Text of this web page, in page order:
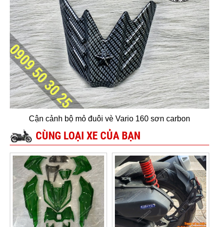
Cận cảnh bộ mỏ đuôi vè Vario 160 sơn carbon
CÙNG LOẠI XE CỦA BẠN